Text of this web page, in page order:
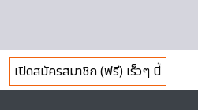
เปิดสมัครสมาชิก (ฟรี) เร็วๆ นี้